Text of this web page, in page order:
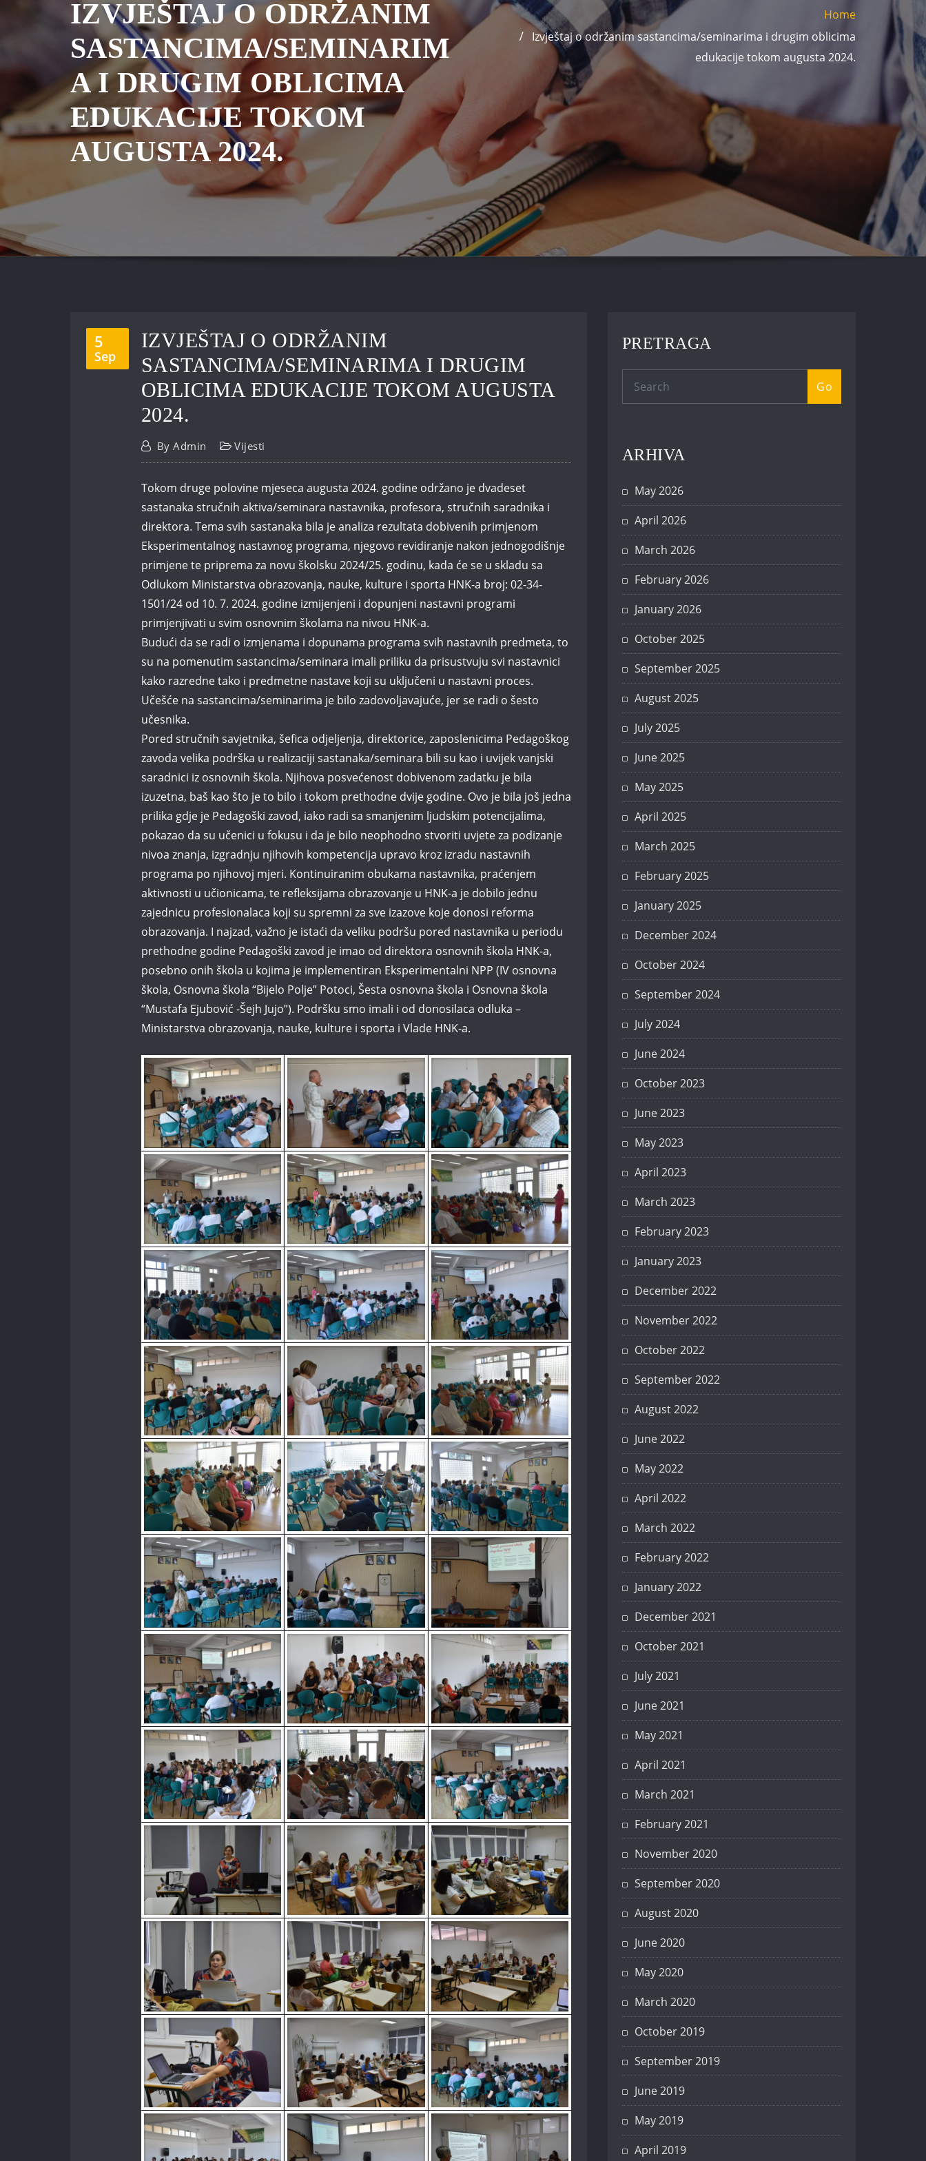
IZVJEŠTAJ O ODRŽANIM
SASTANCIMA/SEMINARIM
A I DRUGIM OBLICIMA
EDUKACIJE TOKOM
AUGUSTA 2024.
Home
Izvještaj o održanim sastancima/seminarima i drugim oblicima
edukacije tokom augusta 2024.
5
Sep
IZVJEŠTAJ O ODRŽANIM
SASTANCIMA/SEMINARIMA I DRUGIM
OBLICIMA EDUKACIJE TOKOM AUGUSTA
2024.
ByAdmin Vijesti
Tokom druge polovine mjeseca augusta 2024. godine održano je dvadeset
sastanaka stručnih aktiva/seminara nastavnika, profesora, stručnih saradnika i
direktora. Tema svih sastanaka bila je analiza rezultata dobivenih primjenom
Eksperimentalnog nastavnog programa, njegovo revidiranje nakon jednogodišnje
primjene te priprema za novu školsku 2024/25. godinu, kada će se u skladu sa
Odlukom Ministarstva obrazovanja, nauke, kulture i sporta HNK-a broj: 02-34-
1501/24 od 10. 7. 2024. godine izmijenjeni i dopunjeni nastavni programi
primjenjivati u svim osnovnim školama na nivou HNK-a.
Budući da se radi o izmjenama i dopunama programa svih nastavnih predmeta, to
su na pomenutim sastancima/seminara imali priliku da prisustvuju svi nastavnici
kako razredne tako i predmetne nastave koji su uključeni u nastavni proces.
Učešće na sastancima/seminarima je bilo zadovoljavajuće, jer se radi o šesto
učesnika.
Pored stručnih savjetnika, šefica odjeljenja, direktorice, zaposlenicima Pedagoškog
zavoda velika podrška u realizaciji sastanaka/seminara bili su kao i uvijek vanjski
saradnici iz osnovnih škola. Njihova posvećenost dobivenom zadatku je bila
izuzetna, baš kao što je to bilo i tokom prethodne dvije godine. Ovo je bila još jedna
prilika gdje je Pedagoški zavod, iako radi sa smanjenim ljudskim potencijalima,
pokazao da su učenici u fokusu i da je bilo neophodno stvoriti uvjete za podizanje
nivoa znanja, izgradnju njihovih kompetencija upravo kroz izradu nastavnih
programa po njihovoj mjeri. Kontinuiranim obukama nastavnika, praćenjem
aktivnosti u učionicama, te refleksijama obrazovanje u HNK-a je dobilo jednu
zajednicu profesionalaca koji su spremni za sve izazove koje donosi reforma
obrazovanja. I najzad, važno je istaći da veliku podršu pored nastavnika u periodu
prethodne godine Pedagoški zavod je imao od direktora osnovnih škola HNK-a,
posebno onih škola u kojima je implementiran Eksperimentalni NPP (IV osnovna
škola, Osnovna škola “Bijelo Polje” Potoci, Šesta osnovna škola i Osnovna škola
“Mustafa Ejubović -Šejh Jujo”). Podršku smo imali i od donosilaca odluka –
Ministarstva obrazovanja, nauke, kulture i sporta i Vlade HNK-a.
PRETRAGA
Go
ARHIVA
May 2026
April 2026
March 2026
February 2026
January 2026
October 2025
September 2025
August 2025
July 2025
June 2025
May 2025
April 2025
March 2025
February 2025
January 2025
December 2024
October 2024
September 2024
July 2024
June 2024
October 2023
June 2023
May 2023
April 2023
March 2023
February 2023
January 2023
December 2022
November 2022
October 2022
September 2022
August 2022
June 2022
May 2022
April 2022
March 2022
February 2022
January 2022
December 2021
October 2021
July 2021
June 2021
May 2021
April 2021
March 2021
February 2021
November 2020
September 2020
August 2020
June 2020
May 2020
March 2020
October 2019
September 2019
June 2019
May 2019
April 2019